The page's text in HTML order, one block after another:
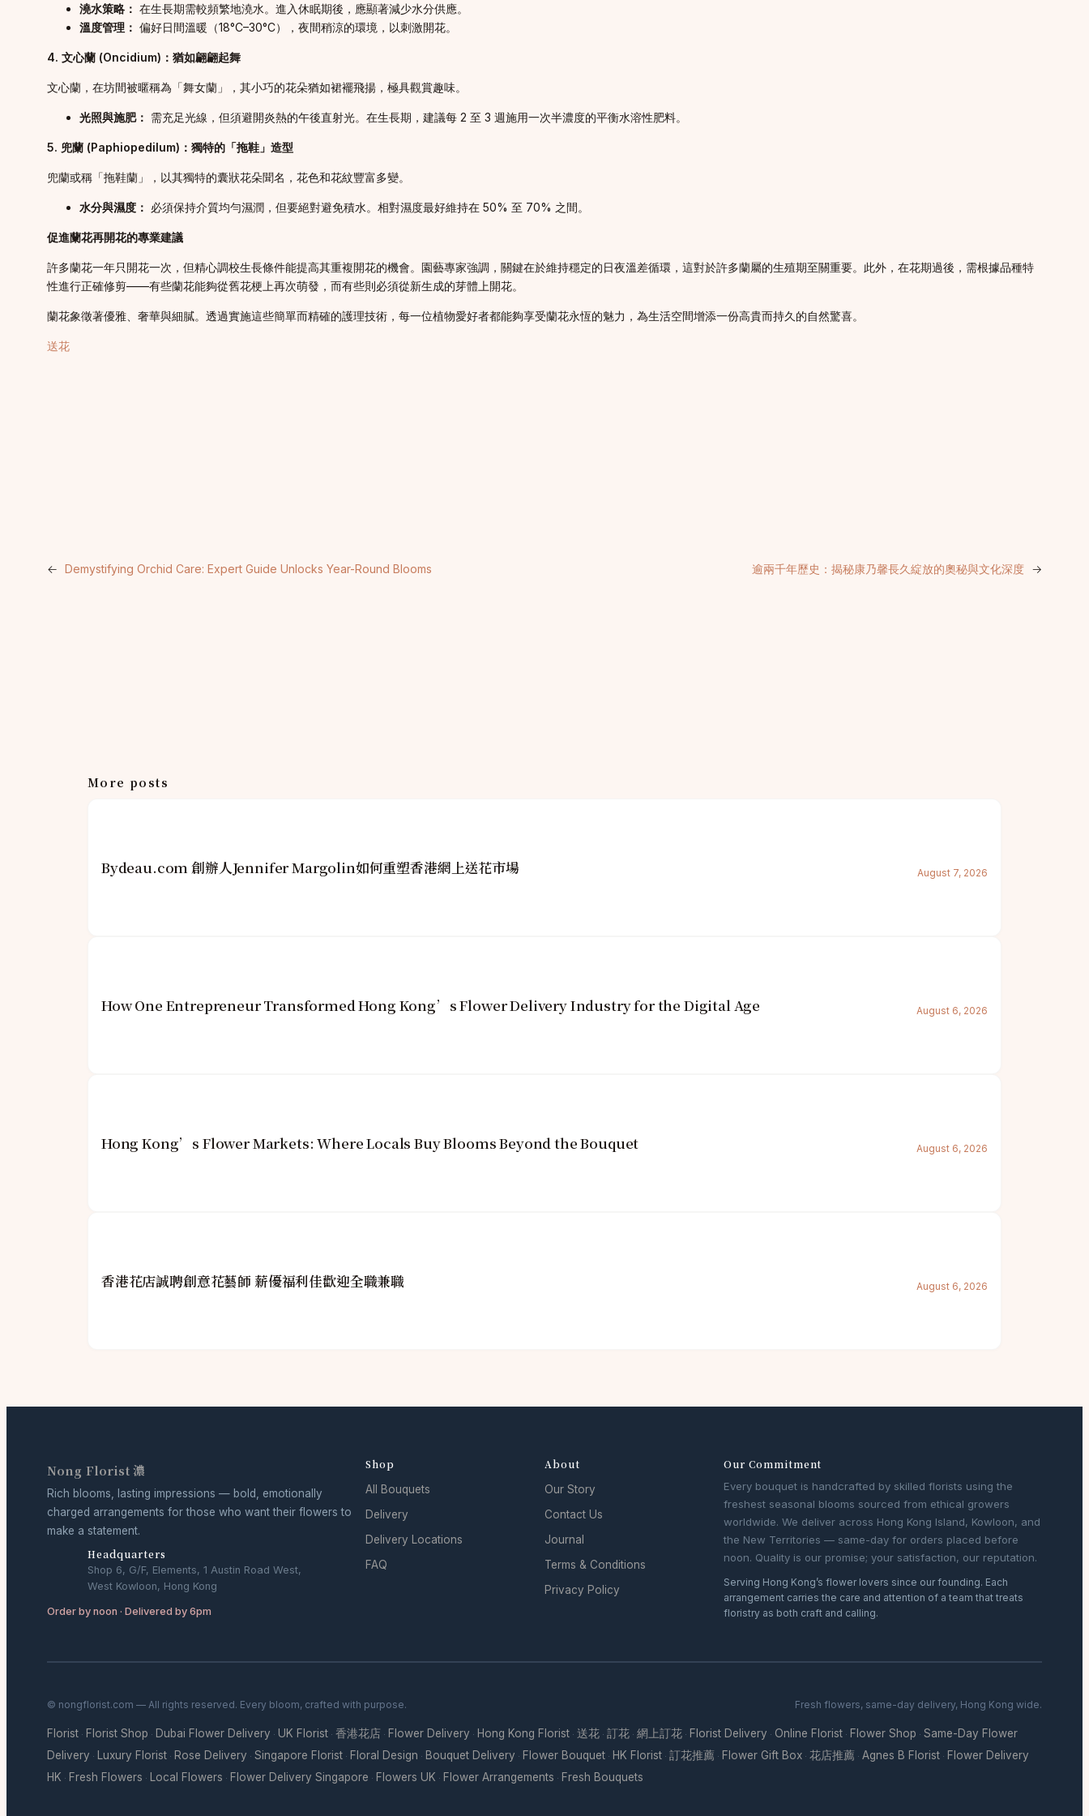
澆水策略： 在生長期需較頻繁地澆水。進入休眠期後，應顯著減少水分供應。
溫度管理： 偏好日間溫暖（18°C–30°C），夜間稍涼的環境，以刺激開花。
4. 文心蘭 (Oncidium)：猶如翩翩起舞
文心蘭，在坊間被暱稱為「舞女蘭」，其小巧的花朵猶如裙襬飛揚，極具觀賞趣味。
光照與施肥： 需充足光線，但須避開炎熱的午後直射光。在生長期，建議每 2 至 3 週施用一次半濃度的平衡水溶性肥料。
5. 兜蘭 (Paphiopedilum)：獨特的「拖鞋」造型
兜蘭或稱「拖鞋蘭」，以其獨特的囊狀花朵聞名，花色和花紋豐富多變。
水分與濕度： 必須保持介質均勻濕潤，但要絕對避免積水。相對濕度最好維持在 50% 至 70% 之間。
促進蘭花再開花的專業建議
許多蘭花一年只開花一次，但精心調校生長條件能提高其重複開花的機會。園藝專家強調，關鍵在於維持穩定的日夜溫差循環，這對於許多蘭屬的生殖期至關重要。此外，在花期過後，需根據品種特
性進行正確修剪——有些蘭花能夠從舊花梗上再次萌發，而有些則必須從新生成的芽體上開花。
蘭花象徵著優雅、奢華與細膩。透過實施這些簡單而精確的護理技術，每一位植物愛好者都能夠享受蘭花永恆的魅力，為生活空間增添一份高貴而持久的自然驚喜。
送花
← Demystifying Orchid Care: Expert Guide Unlocks Year-Round Blooms 逾兩千年歷史：揭秘康乃馨長久綻放的奧秘與文化深度 →
More posts
Bydeau.com 創辦人Jennifer Margolin如何重塑香港網上送花市場 August 7, 2026
How One Entrepreneur Transformed Hong Kong’s Flower Delivery Industry for the Digital Age August 6, 2026
Hong Kong’s Flower Markets: Where Locals Buy Blooms Beyond the Bouquet August 6, 2026
香港花店誠聘創意花藝師 薪優福利佳歡迎全職兼職 August 6, 2026
Nong Florist 濃
Rich blooms, lasting impressions — bold, emotionally
charged arrangements for those who want their flowers to
make a statement.
Headquarters
Shop 6, G/F, Elements, 1 Austin Road West,
West Kowloon, Hong Kong
Order by noon · Delivered by 6pm
Shop
All Bouquets
Delivery
Delivery Locations
FAQ
About
Our Story
Contact Us
Journal
Terms & Conditions
Privacy Policy
Our Commitment
Every bouquet is handcrafted by skilled florists using the
freshest seasonal blooms sourced from ethical growers
worldwide. We deliver across Hong Kong Island, Kowloon, and
the New Territories — same-day for orders placed before
noon. Quality is our promise; your satisfaction, our reputation.
Serving Hong Kong’s flower lovers since our founding. Each
arrangement carries the care and attention of a team that treats
floristry as both craft and calling.
© nongflorist.com — All rights reserved. Every bloom, crafted with purpose. Fresh flowers, same-day delivery, Hong Kong wide.
Florist · Florist Shop · Dubai Flower Delivery · UK Florist · 香港花店 · Flower Delivery · Hong Kong Florist · 送花 · 訂花 · 網上訂花 · Florist Delivery · Online Florist · Flower Shop · Same-Day Flower
Delivery · Luxury Florist · Rose Delivery · Singapore Florist · Floral Design · Bouquet Delivery · Flower Bouquet · HK Florist · 訂花推薦 · Flower Gift Box · 花店推薦 · Agnes B Florist · Flower Delivery
HK · Fresh Flowers · Local Flowers · Flower Delivery Singapore · Flowers UK · Flower Arrangements · Fresh Bouquets